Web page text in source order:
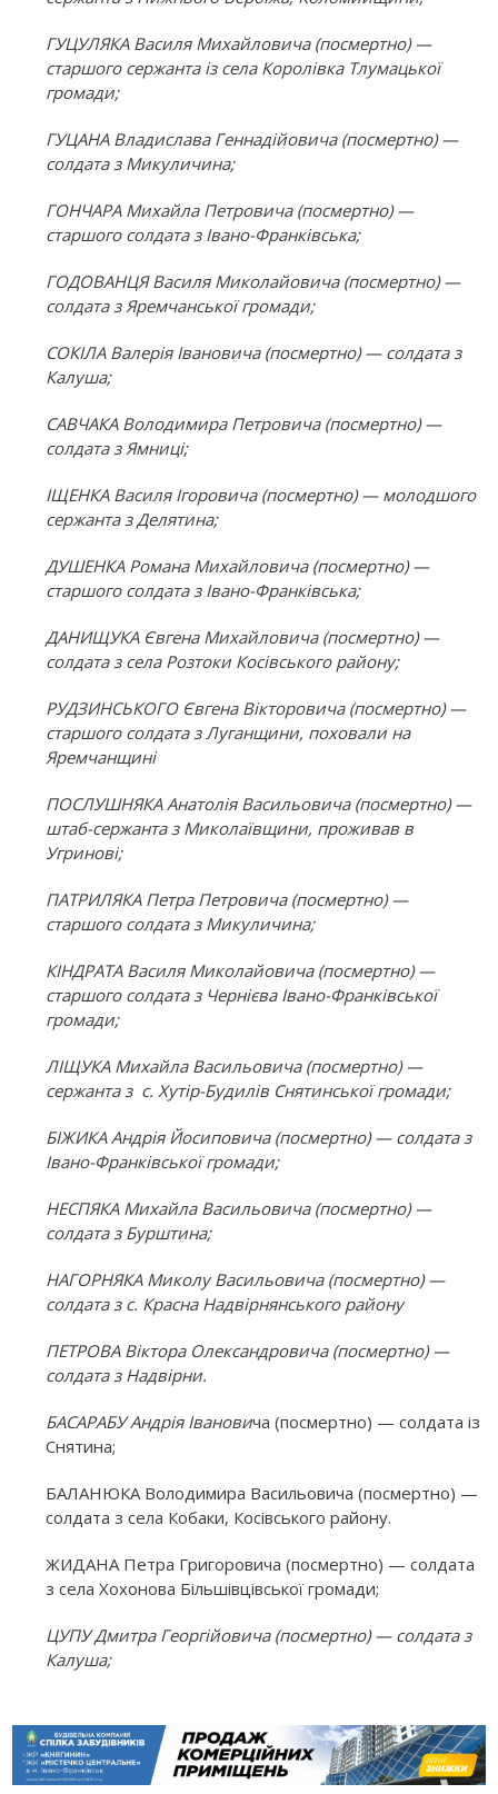
ГУЦУЛЯКА Василя Михайловича (посмертно) —
старшого сержанта із села Королівка Тлумацької
громади;
ГУЦАНА Владислава Геннадійовича (посмертно) —
солдата з Микуличина;
ГОНЧАРА Михайла Петровича (посмертно) —
старшого солдата з Івано-Франківська;
ГОДОВАНЦЯ Василя Миколайовича (посмертно) —
солдата з Яремчанської громади;
СОКІЛА Валерія Івановича (посмертно) — солдата з
Калуша;
САВЧАКА Володимира Петровича (посмертно) —
солдата з Ямниці;
ІЩЕНКА Василя Ігоровича (посмертно) — молодшого
сержанта з Делятина;
ДУШЕНКА Романа Михайловича (посмертно) —
старшого солдата з Івано-Франківська;
ДАНИЩУКА Євгена Михайловича (посмертно) —
солдата з села Розтоки Косівського району;
РУДЗИНСЬКОГО Євгена Вікторовича (посмертно) —
старшого солдата з Луганщини, поховали на
Яремчанщині
ПОСЛУШНЯКА Анатолія Васильовича (посмертно) —
штаб-сержанта з Миколаївщини, проживав в
Угринові;
ПАТРИЛЯКА Петра Петровича (посмертно) —
старшого солдата з Микуличина;
КІНДРАТА Василя Миколайовича (посмертно) —
старшого солдата з Чернієва Івано-Франківської
громади;
ЛІЩУКА Михайла Васильовича (посмертно) —
сержанта з с. Хутір-Будилів Снятинської громади;
БІЖИКА Андрія Йосиповича (посмертно) — солдата з
Івано-Франківської громади;
НЕСПЯКА Михайла Васильовича (посмертно) —
солдата з Бурштина;
НАГОРНЯКА Миколу Васильовича (посмертно) —
солдата з с. Красна Надвірнянського району
ПЕТРОВА Віктора Олександровича (посмертно) —
солдата з Надвірни.
БАСАРАБУ Андрія Івановича (посмертно) — солдата із
Снятина;
БАЛАНЮКА Володимира Васильовича (посмертно) —
солдата з села Кобаки, Косівського району.
ЖИДАНА Петра Григоровича (посмертно) — солдата
з села Хохонова Більшівцівської громади;
ЦУПУ Дмитра Георгійовича (посмертно) — солдата з
Калуша;